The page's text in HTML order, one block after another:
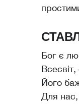
Бог є
Його
Для нас,